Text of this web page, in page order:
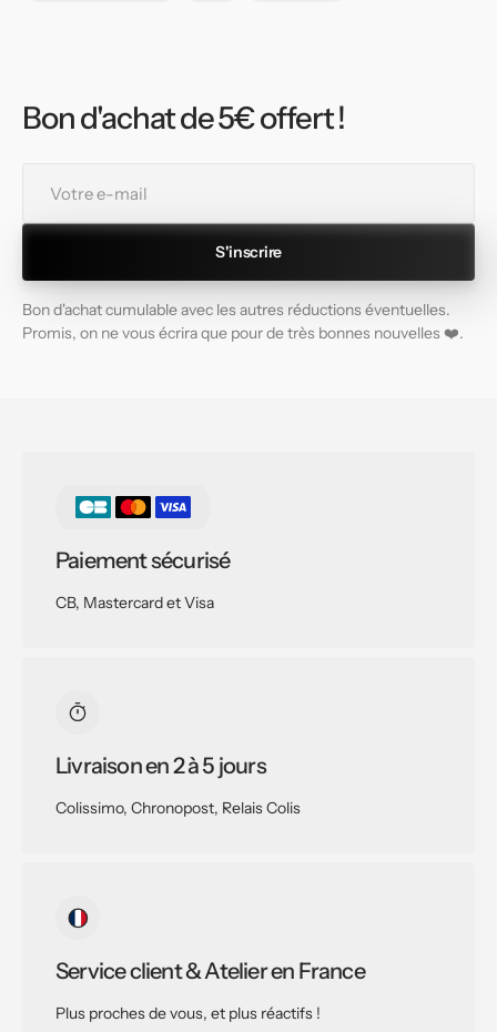
Bon d'achat de 5€ offert !
mail
S'inscrire
Bon d'achat cumulable avec les autres réductions éventuelles.
Promis, on ne vous écrira que pour de très bonnes nouvelles ❤️.
Paiement sécurisé
CB, Mastercard et Visa
Livraison en 2 à 5 jours
Colissimo, Chronopost, Relais Colis
Service client & Atelier en France
Plus proches de vous, et plus réactifs !